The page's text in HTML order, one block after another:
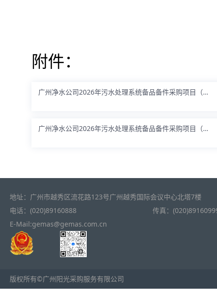
附件：
广州净水公司2026年污水处理系统备品备件采购项目（泵类）-答疑澄清纪要（发布稿）.docx
广州净水公司2026年污水处理系统备品备件采购项目（泵类）-答疑澄清纪要（发布稿）.pdf
地址：广州市越秀区流花路123号广州越秀国际会议中心北塔7楼
电话：(020)89160888
传真：
E-Mail:gemas@gemas.com.cn
版权所有©广州阳光采购服务有限公司